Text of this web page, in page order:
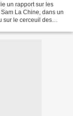
un rapport sur les
La Chine, dans un
sur le cerceuil des